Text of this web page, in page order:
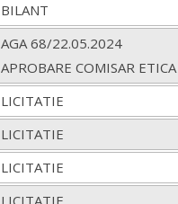
BILANT
AGA 68/22.05.2024
APROBARE COMISAR ETICA
LICITATIE
LICITATIE
LICITATIE